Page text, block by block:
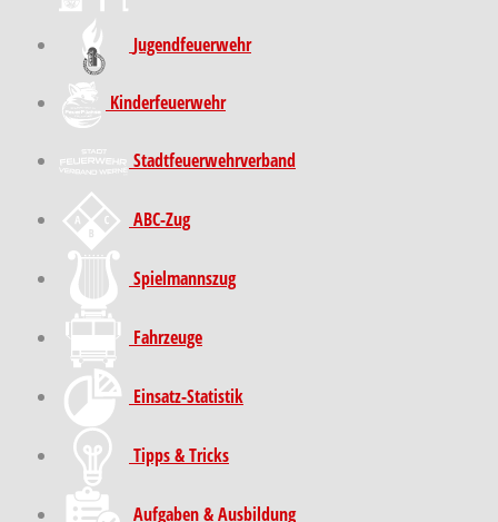
Jugendfeuerwehr
Kinder­feuer­wehr
Stadt­feuer­wehr­verband
ABC-Zug
Spielmannszug
Fahrzeuge
Einsatz-Statistik
Tipps & Tricks
Aufgaben & Ausbildung